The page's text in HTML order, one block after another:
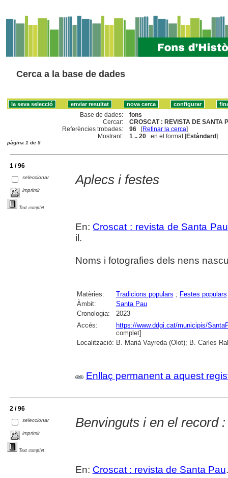
Cerca a la base de dades
Base de dades:
fons
Cercar:
CROSCAT : REVISTA DE SANTA
Referències trobades:
96 [Refinar la cerca]
Mostrant:
1 .. 20 en el format [Estàndard]
pàgina 1 de 5
1 / 96
seleccionar
imprimir
Text complet
Aplecs i festes
En: Croscat : revista de Santa Pau
il.
Noms i fotografies dels nens
Matèries: Tradicions populars ; Festes populars
Àmbit:
Santa Pau
Cronologia:
2023
Accés:
https://www.ddgi.cat/municipis/
complet]
Localització: B. Marià Vayreda (Olot); B. Carles
Enllaç permanent a aquest
2 / 96
seleccionar
imprimir
Text complet
Benvinguts i en el record
En: Croscat : revista de Santa Pau